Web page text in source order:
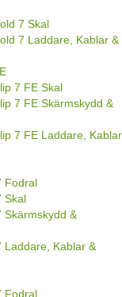
7 Skal
7 Laddare, Kablar &
7 FE Skal
7 FE Skärmskydd &
7 FE Laddare, Kablar
Fodral
Skal
Skärmskydd &
Laddare, Kablar &
Fodral